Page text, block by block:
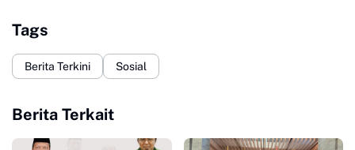
Tags
Berita Terkini Sosial
Berita Terkait